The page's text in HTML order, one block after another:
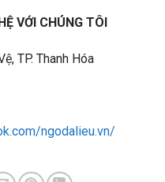
VỚI CHÚNG TÔI
TP. Thanh Hóa
ngodalieu.vn/